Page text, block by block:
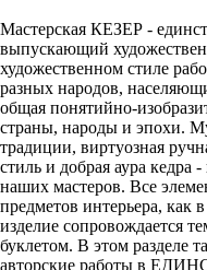
Мастерская КЕЗЕР -
выпускающий
художественном стиле
разных народов,
общая понятийно-
страны, народы и эпохи.
традиции, виртуозная
стиль и добрая аура кедра
наших мастеров. Все
предметов интерьера, как
изделие сопровождается
буклетом. В этом разделе
авторские работы в